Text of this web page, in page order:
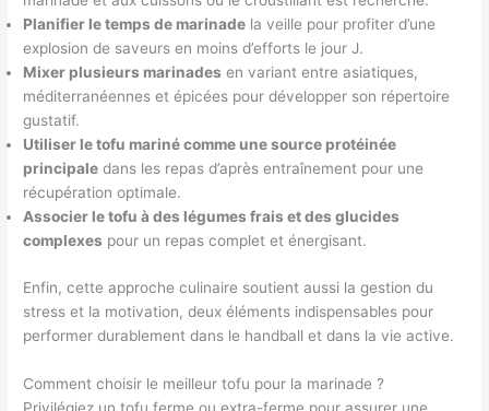
Planifier le temps de marinade la veille pour profiter d’une
explosion de saveurs en moins d’efforts le jour J.
Mixer plusieurs marinades en variant entre asiatiques,
méditerranéennes et épicées pour développer son répertoire
gustatif.
Utiliser le tofu mariné comme une source protéinée
principale dans les repas d’après entraînement pour une
récupération optimale.
Associer le tofu à des légumes frais et des glucides
complexes pour un repas complet et énergisant.
Enfin, cette approche culinaire soutient aussi la gestion du
stress et la motivation, deux éléments indispensables pour
performer durablement dans le handball et dans la vie active.
Comment choisir le meilleur tofu pour la marinade ?
Privilégiez un tofu ferme ou extra-ferme pour assurer une